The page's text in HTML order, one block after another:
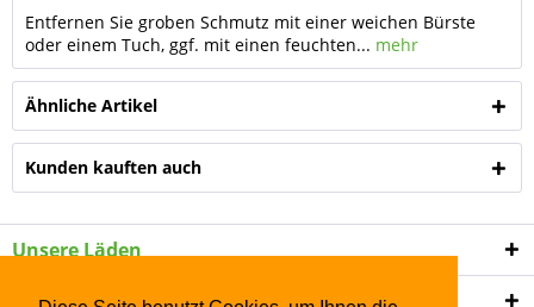
Entfernen Sie groben Schmutz mit einer weichen Bürste
oder einem Tuch, ggf. mit einen feuchten... mehr
Ähnliche Artikel
Kunden kauften auch
Unsere Läden
Shop Service